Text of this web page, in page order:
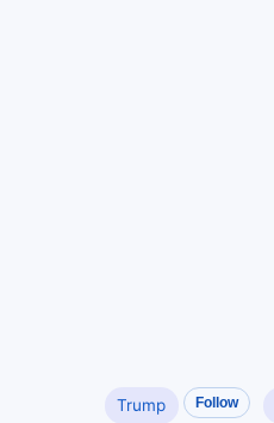
Trump Follow